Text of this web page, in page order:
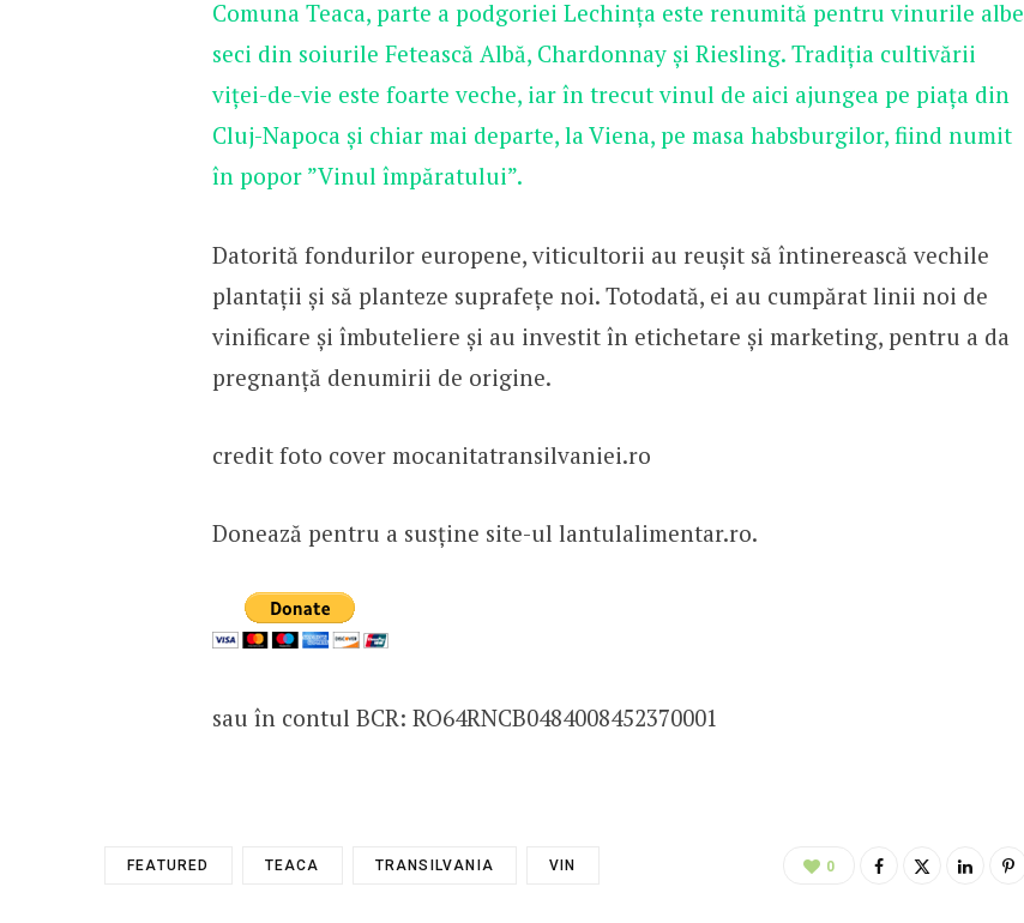
Comuna Teaca, parte a podgoriei Lechința este renumită pentru vinurile albe
seci din soiurile Fetească Albă, Chardonnay și Riesling. Tradiția cultivării
viței-de-vie este foarte veche, iar în trecut vinul de aici ajungea pe piața din
Cluj-Napoca și chiar mai departe, la Viena, pe masa habsburgilor, fiind numit
în popor ”Vinul împăratului”.
Datorită fondurilor europene, viticultorii au reușit să întinerească vechile
plantații și să planteze suprafețe noi. Totodată, ei au cumpărat linii noi de
vinificare și îmbuteliere și au investit în etichetare și marketing, pentru a da
pregnanță denumirii de origine.
credit foto cover mocanitatransilvaniei.ro
Donează pentru a susține site-ul lantulalimentar.ro.
sau în contul BCR: RO64RNCB0484008452370001
FEATURED TEACA TRANSILVANIA VIN 0